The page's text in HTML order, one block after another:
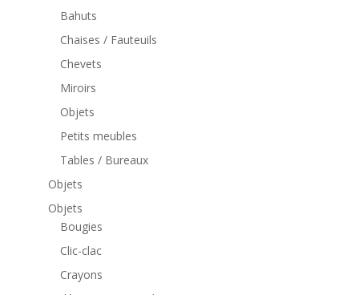
Bahuts
Chaises / Fauteuils
Chevets
Miroirs
Objets
Petits meubles
Tables / Bureaux
Objets
Objets
Bougies
Clic-clac
Crayons